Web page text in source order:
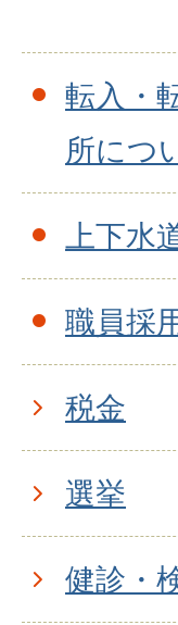
転入・
所につ
上下水
職員採
税金
選挙
健診・